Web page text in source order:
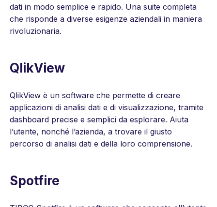
dati in modo semplice e rapido. Una suite completa
che risponde a diverse esigenze aziendali in maniera
rivoluzionaria.
QlikView
QlikView è un software che permette di creare
applicazioni di analisi dati e di visualizzazione, tramite
dashboard precise e semplici da esplorare. Aiuta
l’utente, nonché l’azienda, a trovare il giusto
percorso di analisi dati e della loro comprensione.
Spotfire